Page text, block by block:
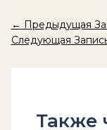
← Предыдущая
Следующая
Также